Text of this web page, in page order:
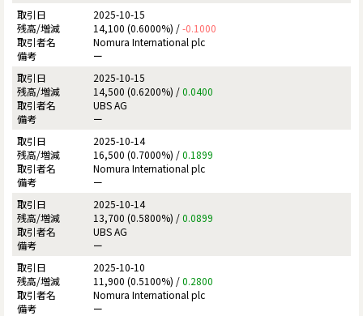
2025-10-15
14,100 (0.6000%) /-0.1000
Nomura International plc
ー
2025-10-15
14,500 (0.6200%) /0.0400
UBS AG
ー
2025-10-14
16,500 (0.7000%) /0.1899
Nomura International plc
ー
2025-10-14
13,700 (0.5800%) /0.0899
UBS AG
ー
2025-10-10
11,900 (0.5100%) /0.2800
Nomura International plc
ー